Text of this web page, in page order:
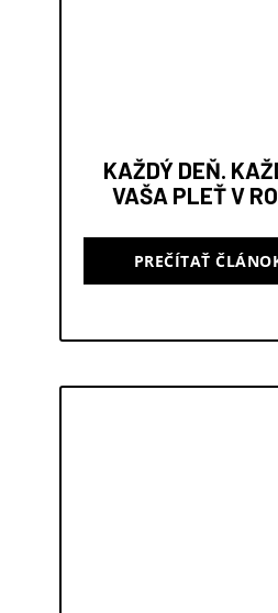
KAŽDÝ DEŇ.
VAŠA PLEŤ V
PREČÍTAŤ